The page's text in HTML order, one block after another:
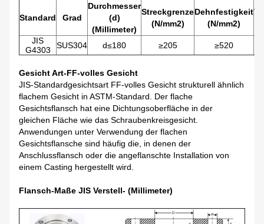
Standard Grad
Durchmesser
(d)
(Millimeter)
Streckgrenze
(N/mm2)
Dehnfestigkeit
(N/mm2)
JIS
G4303
SUS304 d≤180 ≥205 ≥520
Gesicht Art-FF-volles Gesicht
JIS-Standardgesichtsart FF-volles Gesicht strukturell ähnlich
flachem Gesicht in ASTM-Standard. Der flache
Gesichtsflansch hat eine Dichtungsoberfläche in der
gleichen Fläche wie das Schraubenkreisgesicht.
Anwendungen unter Verwendung der flachen
Gesichtsflansche sind häufig die, in denen der
Anschlussflansch oder die angeflanschte Installation von
einem Casting hergestellt wird.
Flansch-Maße JIS Verstell- (Millimeter)